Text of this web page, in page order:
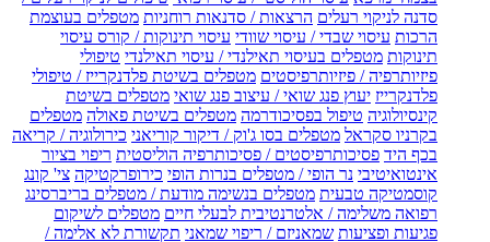
סדנה לניקוי רעלים הרצאות / סדנאות רוחניות מטפלים בעוצמת
הרכות עיסוי שבדי / עיסוי שוודי עיסוי תינוקות / קורס עיסוי
תינוקות מטפלים בעיסוי תאילנדי / עיסוי תאילנדי טיפולי
פיזיותרפיה / פיזיותרפיסטים מטפלים בשיטת פלדנקרייז / טיפולי
פלדנקרייז יעוץ פנג שואי / עיצוב פנג שואי מטפלים בשיטת
קינסיולוגיה טיפול בפסיכודרמה מטפלים בשיטת פאולה מטפלים
בקרניו סקראל מטפלים בסו ג'וק / דיקור קוריאני כירולוגיה / קריאה
בכף היד פסיכותרפיסטים / פסיכותרפיה הוליסטית ריפוי בציור
אינטואיטיבי נר הופי / מטפלים בנרות הופי כירופרקטיקה צי' קונג
קוסמטיקה טבעית מטפלים בנשימה מודעת / מטפלים בריברסינג
רפואה משלימה / אלטרנטיבית לבעלי חיים מטפלים לשיקום
פגיעות ופציעות שמאניזם / ריפוי שמאני תקשורת לא אלימה /